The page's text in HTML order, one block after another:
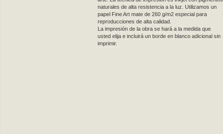
naturales de alta resistencia a la luz. Utilizamos un
papel Fine Art mate de 260 g/m2 especial para
reproducciones de alta calidad.
La impresión de la obra se hará a la medida que
usted elija e incluirá un borde en blanco adicional sin
imprimir.